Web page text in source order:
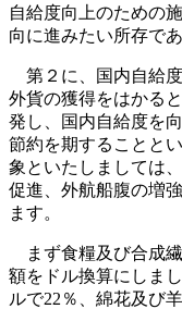
自給度向上のための
向に進みたい所存であ
第２に、国内自給
外貨の獲得をはかる
発し、国内自給度を
節約を期することと
象といたしましては
促進、外航船腹の増
ます。
まず食糧及び合成
額をドル換算にしま
ルで22％、綿花及び